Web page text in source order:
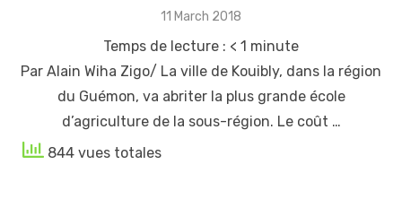
Posted
11 March 2018
Temps de lecture : < 1 minute
Par Alain Wiha Zigo/ La ville de Kouibly, dans la région
du Guémon, va abriter la plus grande école
d’agriculture de la sous-région. Le coût …
844 vues totales